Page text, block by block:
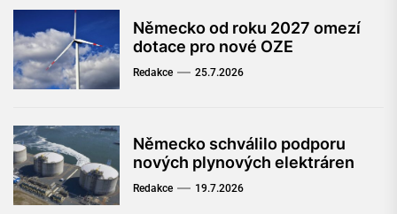
Německo od roku 2027 omezí
dotace pro nové OZE
Redakce 25.7.2026
Německo schválilo podporu
nových plynových elektráren
Redakce 19.7.2026